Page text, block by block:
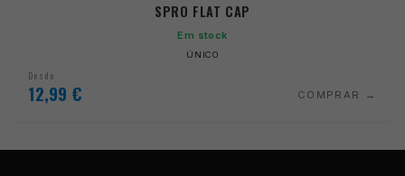
SPRO FLAT CAP
Em stock
ÚNICO
Desde
12,99 € COMPRAR